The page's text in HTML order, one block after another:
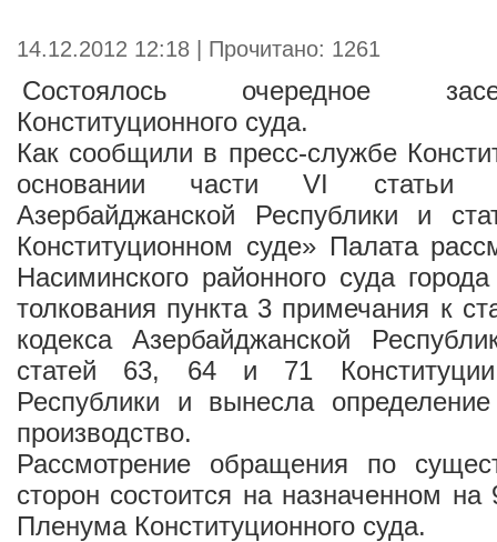
14.12.2012 12:18 | Прочитано: 1261
Состоялось очередное
Конституционного суда.
Как сообщили в пресс-службе
основании части VI статьи
Азербайджанской Республики и
Конституционном суде» Палата
Насиминского районного суда
толкования пункта 3 примечания к
кодекса Азербайджанской
статей 63, 64 и 71 Конституции
Республики и вынесла
производство.
Рассмотрение обращения по
сторон состоится на назначенном на
Пленума Конституционного суда.